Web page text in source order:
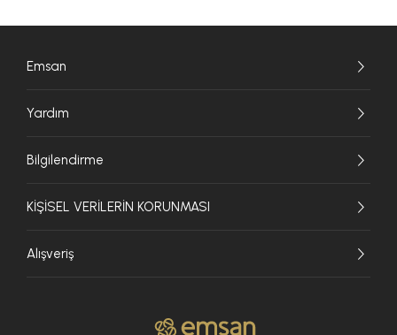
Emsan
Yardım
Bilgilendirme
KİŞİSEL VERİLERİN KORUNMASI
Alışveriş